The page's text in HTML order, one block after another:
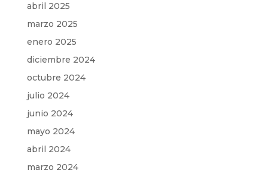
abril 2025
marzo 2025
enero 2025
diciembre 2024
octubre 2024
julio 2024
junio 2024
mayo 2024
abril 2024
marzo 2024